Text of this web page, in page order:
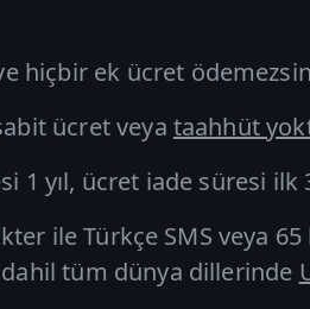
hiçbir ek ücret
ücret veya taahhüt
1 yıl, ücret iade süresi ilk
ileTürkçe SMS veya
dahil tüm dünya dillerinde